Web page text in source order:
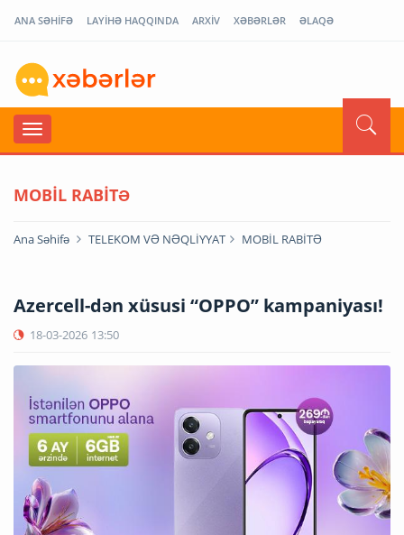
ANA SƏHİFƏ LAYİHƏ HAQQINDA ARXİV XƏBƏRLƏR ƏLAQƏ
MOBİL RABİTƏ
Ana Səhifə TELEKOM VƏ NƏQLİYYAT MOBİL RABİTƏ
Azercell-dən xüsusi “OPPO” kampaniyası!
18-03-2026 13:50